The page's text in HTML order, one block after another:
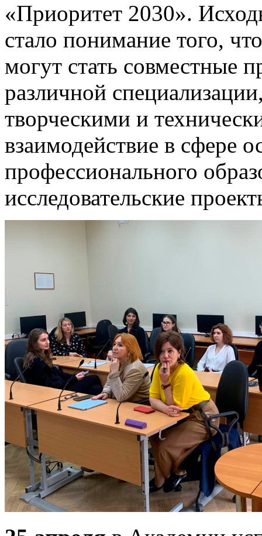
«Приоритет 2030».
стало понимание того,
могут стать совместные
различной
творческими и
взаимодействие в сфере
профессионального
исследовательские